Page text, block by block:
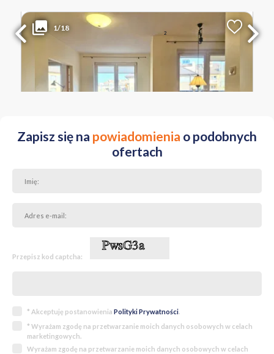
1/18Liczba pokoi
56.74 m2
Cena za m2
65 PLN
MAZOWIECKIE Warszawa Ursynów ul. Wąwozowa
Zapisz się na powiadomienia o podobnych
ofertach
Przepisz kod captcha:
* Akceptuję postanowienia Polityki Prywatności.
* Wyrażam zgodę na przetwarzanie moich danych osobowych w celach
marketingowych.
Wyrażam zgodę na przetwarzanie moich danych osobowych w celach